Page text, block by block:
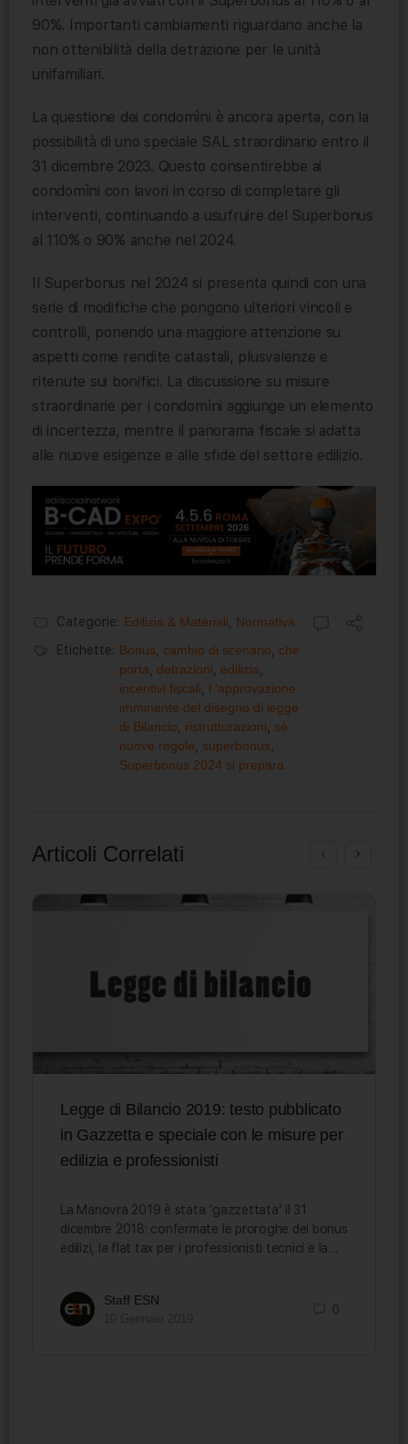
90%. Importanti cambiamenti riguardano anche la
non ottenibilità della detrazione per le unità
unifamiliari.
La questione dei condomìni è ancora aperta, con la
possibilità di uno speciale SAL straordinario entro il
31 dicembre 2023. Questo consentirebbe ai
condomìni con lavori in corso di completare gli
interventi, continuando a usufruire del Superbonus
al 110% o 90% anche nel 2024.
Il Superbonus nel 2024 si presenta quindi con una
serie di modifiche che pongono ulteriori vincoli e
controlli, ponendo una maggiore attenzione su
aspetti come rendite catastali, plusvalenze e
ritenute sui bonifici. La discussione su misure
straordinarie per i condomìni aggiunge un elemento
di incertezza, mentre il panorama fiscale si adatta
alle nuove esigenze e alle sfide del settore edilizio.
Categorie: Edilizia & Materiali
Normativa
Etichette: Bonus cambio di scenario
che
porta
detrazioni edilizia
incentivi fiscali
l 'approvazione
imminente del disegno di legge
di Bilancio
ristrutturazioni
sé
nuove regole
superbonus
Superbonus 2024 si prepara
Articoli Correlati
Legge di Bilancio 2019: testo pubblicato
in Gazzetta e speciale con le misure per
edilizia e professionisti
La Manovra 2019 è stata ‘gazzettata’ il 31
dicembre 2018: confermate le proroghe dei bonus
edilizi, la flat tax per i professionisti tecnici e la…
Staff ESN
0